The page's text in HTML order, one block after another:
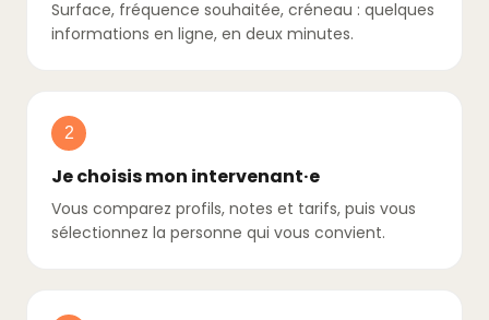
Surface, fréquence souhaitée, créneau : quelques
informations en ligne, en deux minutes.
2
Je choisis mon intervenant·e
Vous comparez profils, notes et tarifs, puis vous
sélectionnez la personne qui vous convient.